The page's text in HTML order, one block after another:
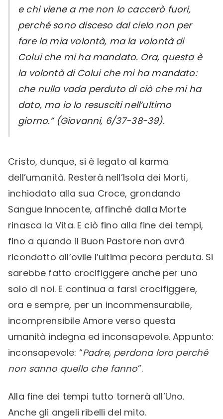
e chi viene a me non lo caccerò fuori,
perché sono disceso dal cielo non per
fare la mia volontà, ma la volontà di
Colui che mi ha mandato. Ora, questa è
la volontà di Colui che mi ha mandato:
che nulla vada perduto di ciò che mi ha
dato, ma io lo resusciti nell’ultimo
giorno.” (Giovanni, 6/37-38-39).
Cristo, dunque, si è legato al karma
dell’umanità. Resterà nell’Isola dei Morti,
inchiodato alla sua Croce, grondando
Sangue Innocente, affinché dalla Morte
rinasca la Vita. E ciò fino alla fine dei tempi,
fino a quando il Buon Pastore non avrà
ricondotto all’ovile l’ultima pecora perduta. Si
sarebbe fatto crocifiggere anche per uno
solo di noi. E continua a farsi crocifiggere,
ora e sempre, per un incommensurabile,
incomprensibile Amore verso questa
umanità indegna ed inconsapevole. Appunto:
inconsapevole: “Padre, perdona loro perché
non sanno quello che fanno”.
Alla fine dei tempi tutto tornerà all’Uno.
Anche gli angeli ribelli del mito.